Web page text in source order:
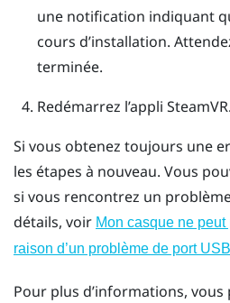
une notification indiquant
cours d’installation.
terminée.
Redémarrez l’appli SteamVR.
Si vous obtenez toujours une
les étapes à nouveau. Vous
si vous rencontrez un
détails, voir Mon casque ne
raison d’un problème de port
Pour plus d’informations,